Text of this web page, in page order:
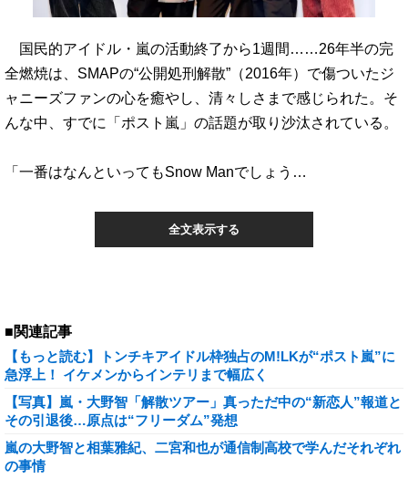
国民的アイドル・嵐の活動終了から1週間……26年半の完
全燃焼は、SMAPの“公開処刑解散”（2016年）で傷ついたジ
ャニーズファンの心を癒やし、清々しさまで感じられた。そ
んな中、すでに「ポスト嵐」の話題が取り沙汰されている。
「一番はなんといってもSnow Manでしょう…
全文表示する
■関連記事
【もっと読む】トンチキアイドル枠独占のM!LKが“ポスト嵐”に
急浮上！ イケメンからインテリまで幅広く
【写真】嵐・大野智「解散ツアー」真っただ中の“新恋人”報道と
その引退後…原点は“フリーダム”発想
嵐の大野智と相葉雅紀、二宮和也が通信制高校で学んだそれぞれ
の事情